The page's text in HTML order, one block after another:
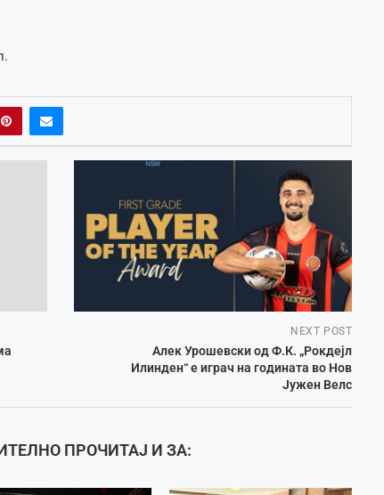
NEXT POST
Алек Урошевски од Ф.К. „Рокдејл
Илинден“ е играч на годината во Нов
Јужен Велс
ПРОЧИТАЈ И ЗА: